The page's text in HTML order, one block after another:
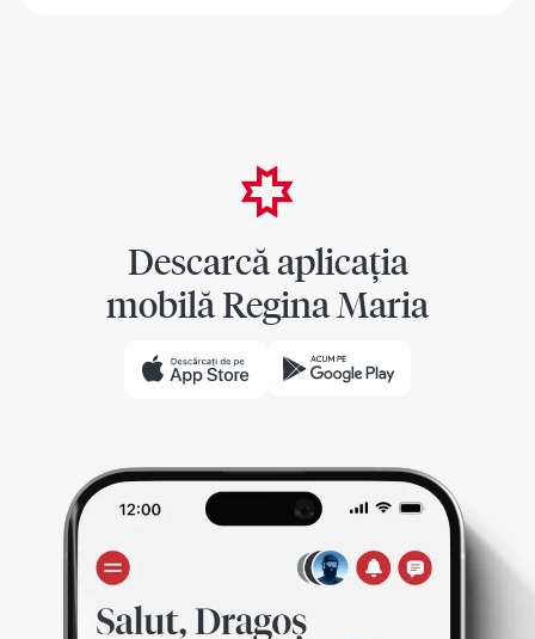
Descarcă aplicația
mobilă Regina Maria